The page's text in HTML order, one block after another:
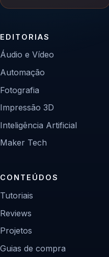
EDITORIAS
Áudio e Vídeo
Automação
Fotografia
Impressão 3D
Inteligência Artificial
Maker Tech
CONTEÚDOS
Tutoriais
Reviews
Projetos
Guias de compra